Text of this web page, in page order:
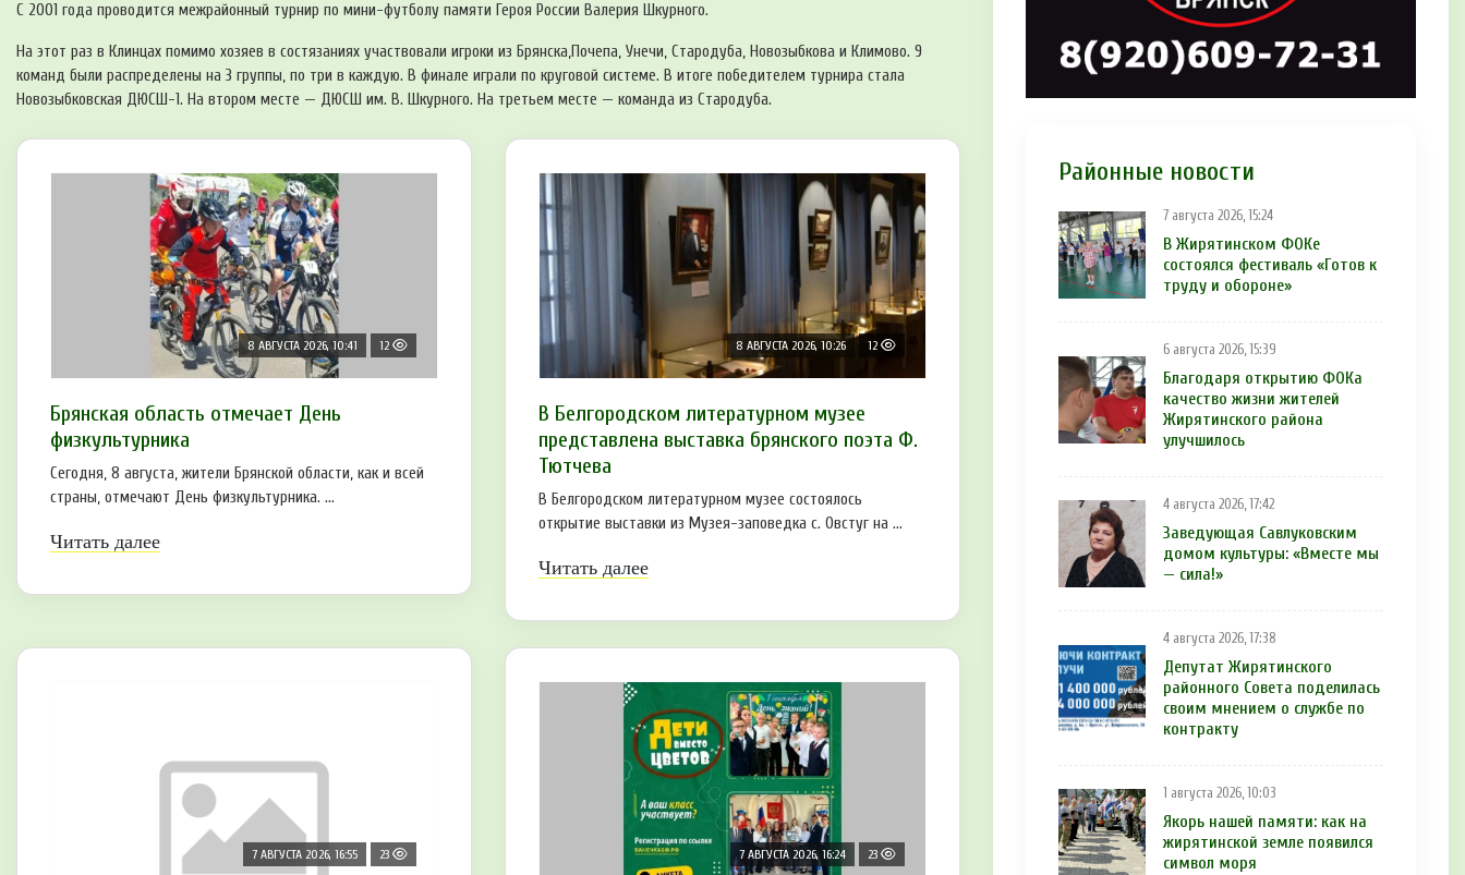
С 2001 года проводится межрайонный турнир по мини-футболу памяти Героя России Валерия Шкурного.
На этот раз в Клинцах помимо хозяев в состязаниях участвовали игроки из Брянска,Почепа, Унечи, Стародуба, Новозыбкова и Климово. 9
команд были распределены на 3 группы, по три в каждую. В финале играли по круговой системе. В итоге победителем турнира стала
Новозыбковская ДЮСШ-1. На втором месте — ДЮСШ им. В. Шкурного. На третьем месте — команда из Стародуба.
8 АВГУСТА 2026, 10:41 12
Брянская область отмечает День
физкультурника
Сегодня, 8 августа, жители Брянской области, как и всей
страны, отмечают День физкультурника. ...
Читать далее
8 АВГУСТА 2026, 10:26 12
В Белгородском литературном музее
представлена выставка брянского поэта Ф.
Тютчева
В Белгородском литературном музее состоялось
открытие выставки из Музея-заповедка с. Овстуг на ...
Читать далее
7 АВГУСТА 2026, 16:55 23 7 АВГУСТА 2026, 16:24 23
Районные новости
7 августа 2026, 15:24
В Жирятинском ФОКе
состоялся фестиваль «Готов к
труду и обороне»
6 августа 2026, 15:39
Благодаря открытию ФОКа
качество жизни жителей
Жирятинского района
улучшилось
4 августа 2026, 17:42
Заведующая Савлуковским
домом культуры: «Вместе мы
— сила!»
4 августа 2026, 17:38
Депутат Жирятинского
районного Совета поделилась
своим мнением о службе по
контракту
1 августа 2026, 10:03
Якорь нашей памяти: как на
жирятинской земле появился
символ моря